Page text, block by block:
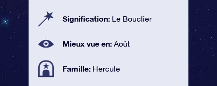
Signification: Le Bouclier
Mieux vue en: Août
Famille: Hercule